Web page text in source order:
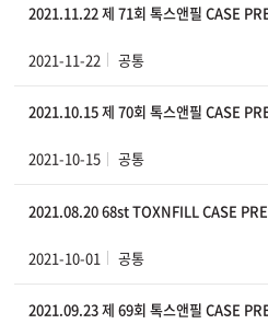
2021.11.22 제 71회 톡스앤필 CASE
2021-11-22 공통
2021.10.15 제 70회 톡스앤필 CASE
2021-10-15 공통
2021.08.20 68st TOXNFILL CASE
2021-10-01 공통
2021.09.23 제 69회 톡스앤필 CASE